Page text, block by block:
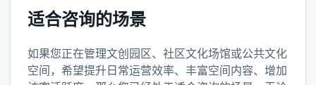
适合咨询的场景
如果您正在管理文创园区、社区文化场馆或公共文化
空间，希望提升日常运营效率、丰富空间内容、增加